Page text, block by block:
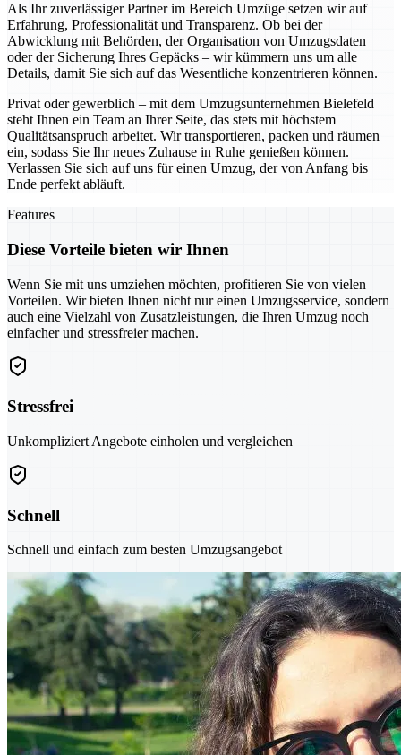
Als Ihr zuverlässiger Partner im Bereich Umzüge setzen wir auf
Erfahrung, Professionalität und Transparenz. Ob bei der
Abwicklung mit Behörden, der Organisation von Umzugsdaten
oder der Sicherung Ihres Gepäcks – wir kümmern uns um alle
Details, damit Sie sich auf das Wesentliche konzentrieren können.
Privat oder gewerblich – mit dem Umzugsunternehmen Bielefeld
steht Ihnen ein Team an Ihrer Seite, das stets mit höchstem
Qualitätsanspruch arbeitet. Wir transportieren, packen und räumen
ein, sodass Sie Ihr neues Zuhause in Ruhe genießen können.
Verlassen Sie sich auf uns für einen Umzug, der von Anfang bis
Ende perfekt abläuft.
Features
Diese Vorteile bieten wir Ihnen
Wenn Sie mit uns umziehen möchten, profitieren Sie von vielen
Vorteilen. Wir bieten Ihnen nicht nur einen Umzugsservice, sondern
auch eine Vielzahl von Zusatzleistungen, die Ihren Umzug noch
einfacher und stressfreier machen.
Stressfrei
Unkompliziert Angebote einholen und vergleichen
Schnell
Schnell und einfach zum besten Umzugsangebot